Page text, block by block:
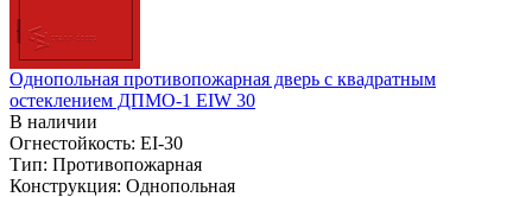
Однопольная противопожарная дверь с квадратным
остеклением ДПМО-1 EIW 30
В наличии
Огнестойкость: EI-30
Тип: Противопожарная
Конструкция: Однопольная